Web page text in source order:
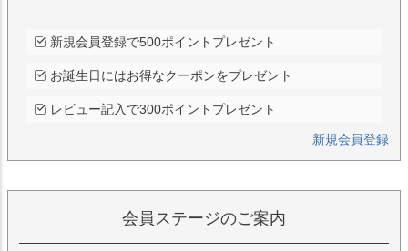
新規会員登録で500ポイントプレゼント
お誕生日にはお得なクーポンをプレゼント
レビュー記入で300ポイントプレゼント
新規会員登録
会員ステージのご案内